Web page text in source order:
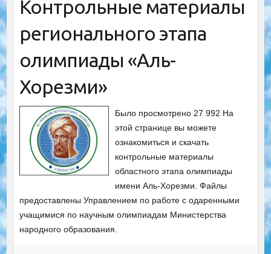
Контрольные материалы
регионального этапа
олимпиады «Аль-
Хорезми»
Было просмотрено 27 992 На
этой странице вы можете
ознакомиться и скачать
контрольные материалы
областного этапа олимпиады
имени Аль-Хорезми. Файлы
предоставлены Управлением по работе с одаренными
учащимися по научным олимпиадам Министерства
народного образования.